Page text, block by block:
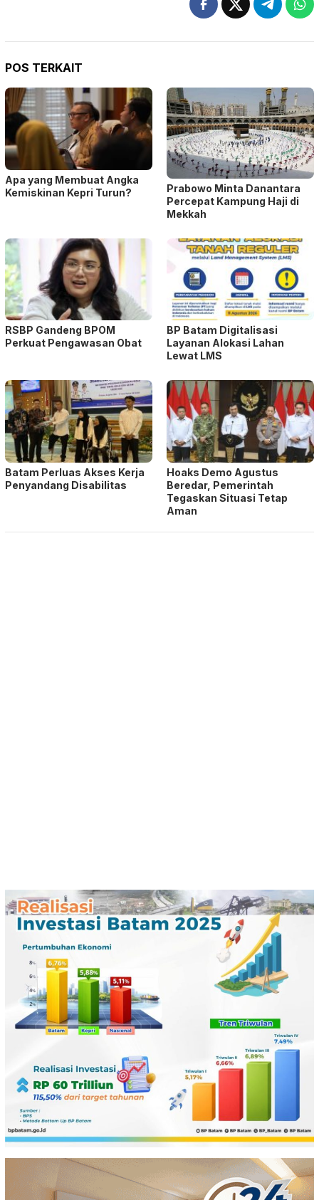
POS TERKAIT
Apa yang Membuat Angka
Kemiskinan Kepri Turun?
Prabowo Minta Danantara
Percepat Kampung Haji di
Mekkah
RSBP Gandeng BPOM
Perkuat Pengawasan Obat
BP Batam Digitalisasi
Layanan Alokasi Lahan
Lewat LMS
Batam Perluas Akses Kerja
Penyandang Disabilitas
Hoaks Demo Agustus
Beredar, Pemerintah
Tegaskan Situasi Tetap
Aman